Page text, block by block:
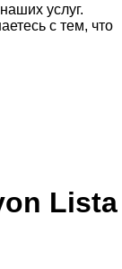
услуг.
с тем, что
Lista